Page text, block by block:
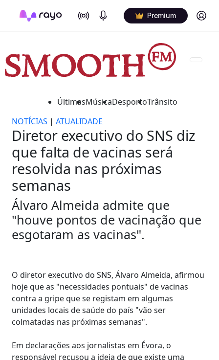
On Air Podcasts Premium Log in
ÚltimasMúsicaDesportoTrânsito
NOTÍCIAS | ATUALIDADE
Diretor executivo do SNS diz
que falta de vacinas será
resolvida nas próximas
semanas
Álvaro Almeida admite que
"houve pontos de vacinação que
esgotaram as vacinas".
O diretor executivo do SNS, Álvaro Almeida, afirmou
hoje que as "necessidades pontuais" de vacinas
contra a gripe que se registam em algumas
unidades locais de saúde do país "vão ser
colmatadas nas próximas semanas".
Em declarações aos jornalistas em Évora, o
responsável recusou a ideia de que existe uma